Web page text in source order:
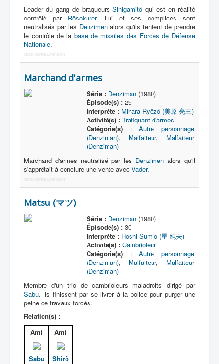
Leader du gang de braqueursSinigamitô qui est en réalité
contrôlé par Rôsokurer. Lui et ses complices sont
neutralisés par les Denzimen alors qu'ils tentent de prendre
le contrôle de la base de missiles des Forces de Défense
Nationale.
More Joomla Extensions
Marchand d'armes
Série : Denziman(1980)
Épisode(s) :29
Interprète : Mihara Ryôzô (美原 亮三)
Activité(s) : Trafiquant d'armes
Catégorie(s) :
Autre personnage
(Denziman), Malfaiteur, Malfaiteur
(Denziman)
Marchand d'armes neutralisé par les Denzimen alors qu'il
s'apprêtait à conclure une vente avec Vader.
More Joomla Extensions
Matsu (マツ)
Série : Denziman(1980)
Épisode(s) :30
Interprète : Hoshi Sumio (星 純夫)
Activité(s) : Cambrioleur
Catégorie(s) :
Autre personnage
(Denziman), Malfaiteur, Malfaiteur
(Denziman)
Membre d'un trio de cambrioleurs maladroits dirigé par
Sabu. Ils finissent par se livrer à la police pour purger une
peine de travaux forcés.
Relation(s) :
Ami
Sabu
Ami
Shirô